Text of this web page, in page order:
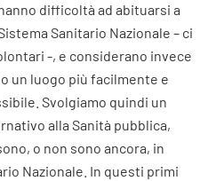
difficoltà ad abituarsi a
Sanitario Nazionale – ci
-, e considerano invece
un luogo più facilmente e
Svolgiamo quindi un
alla Sanità pubblica,
o non sono ancora, in
Nazionale. In questi primi